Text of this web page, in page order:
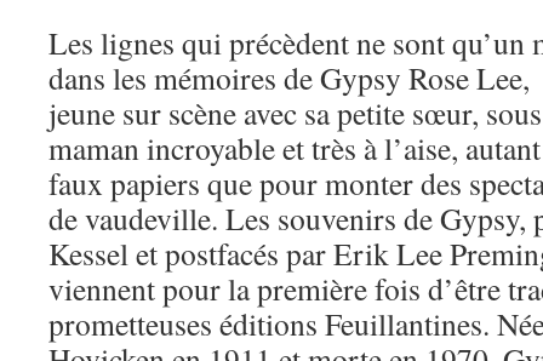
Les lignes qui précèdent ne sont qu’un
dans les mémoires de Gypsy Rose
jeune sur scène avec sa petite sœur,
maman incroyable et très à l’aise,
faux papiers que pour monter des
de vaudeville. Les souvenirs de Gypsy,
Kessel et postfacés par Erik Lee
viennent pour la première fois d’être
prometteuses éditions Feuillantines.